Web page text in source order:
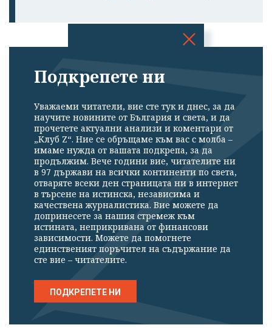
излязохте от
Подкрепете ни
Уважаеми читатели, вие сте тук и днес, за да
научите новините от България и света, и да
прочетете актуални анализи и коментари от
„Клуб Z“. Ние се обръщаме към вас с молба –
имаме нужда от вашата подкрепа, за да
продължим. Вече години вие, читателите ни
в 97 държави на всички континенти по света,
отваряте всеки ден страницата ни в интернет
в търсене на истинска, независима и
качествена журналистика. Вие можете да
допринесете за нашия стремеж към
истината, неприкривана от финансови
зависимости. Можете да помогнете
единственият поръчител на съдържание да
сте вие – читателите.
ПОДКРЕПЕТЕ НИ